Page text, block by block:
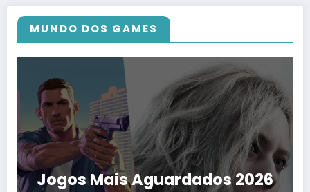
MUNDO DOS GAMES
Jogos Mais Aguardados 2026